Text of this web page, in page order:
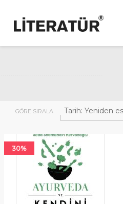
GÖRE SIRALA
30%